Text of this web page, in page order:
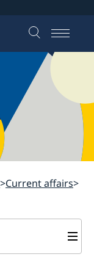
Current affairs